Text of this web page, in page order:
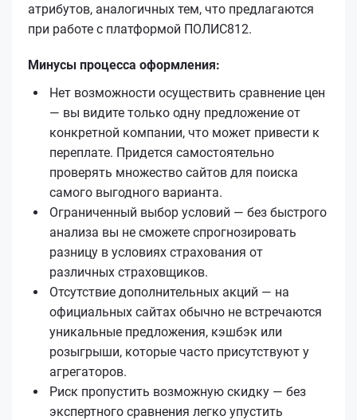
атрибутов, аналогичных тем, что предлагаются
при работе с платформой ПОЛИС812.
Минусы процесса оформления:
Нет возможности осуществить сравнение цен
— вы видите только одну предложение от
конкретной компании, что может привести к
переплате. Придется самостоятельно
проверять множество сайтов для поиска
самого выгодного варианта.
Ограниченный выбор условий — без быстрого
анализа вы не сможете спрогнозировать
разницу в условиях страхования от
различных страховщиков.
Отсутствие дополнительных акций — на
официальных сайтах обычно не встречаются
уникальные предложения, кэшбэк или
розыгрыши, которые часто присутствуют у
агрегаторов.
Риск пропустить возможную скидку — без
экспертного сравнения легко упустить